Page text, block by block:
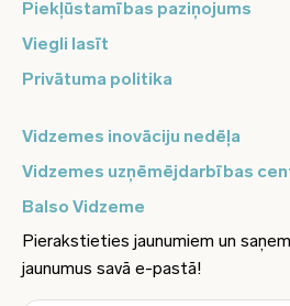
Piekļūstamības paziņojums
Viegli lasīt
Privātuma politika
Vidzemes inovāciju nedēļa
Vidzemes uzņēmējdarbības
Balso Vidzeme
Pierakstieties jaunumiem un
jaunumus savā e-pastā!